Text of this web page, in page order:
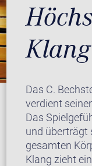
Das C.
verdient
Das
und überträgt
gesamten
Klang zieht